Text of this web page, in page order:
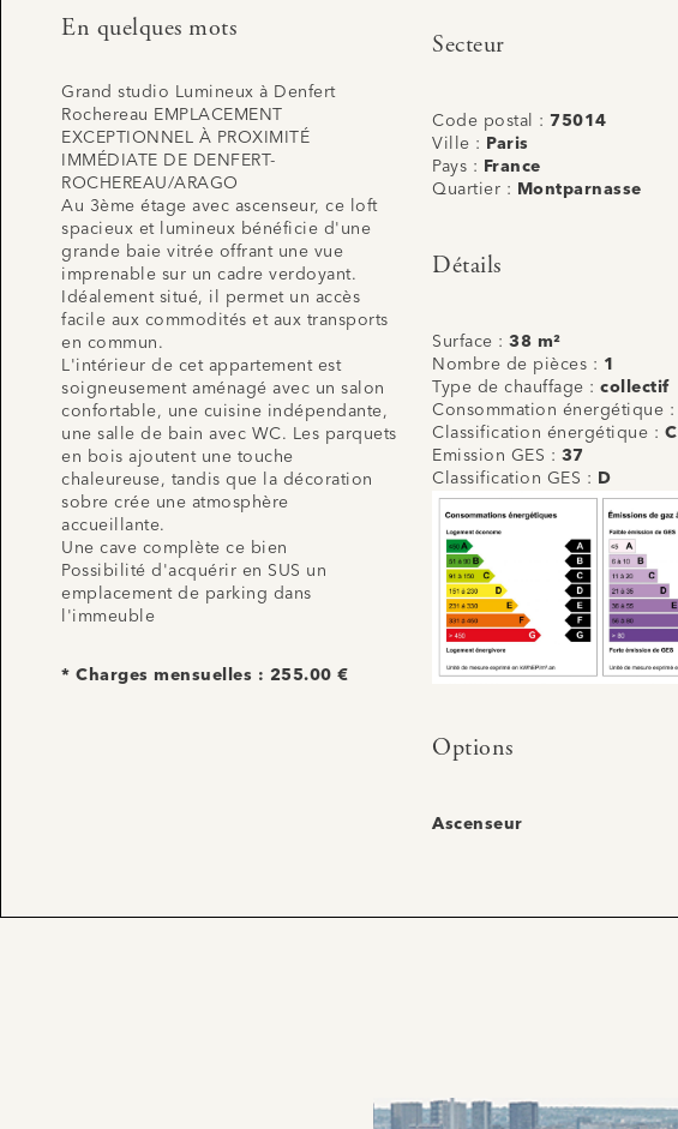
En quelques mots
Grand studio Lumineux à Denfert
Rochereau EMPLACEMENT
EXCEPTIONNEL À PROXIMITÉ
IMMÉDIATE DE DENFERT-
ROCHEREAU/ARAGO
Au 3ème étage avec ascenseur, ce loft
spacieux et lumineux bénéficie d'une
grande baie vitrée offrant une vue
imprenable sur un cadre verdoyant.
Idéalement situé, il permet un accès
facile aux commodités et aux transports
en commun.
L'intérieur de cet appartement est
soigneusement aménagé avec un salon
confortable, une cuisine indépendante,
une salle de bain avec WC. Les parquets
en bois ajoutent une touche
chaleureuse, tandis que la décoration
sobre crée une atmosphère
accueillante.
Une cave complète ce bien
Possibilité d'acquérir en SUS un
emplacement de parking dans
l'immeuble
* Charges mensuelles : 255.00 €
Secteur
Code postal : 75014
Ville :
Paris
Pays :
France
Quartier :
Montparnasse
Détails
Surface :38 m²
Nombre de pièces : 1
Type de chauffage :collectif
Consommation énergétique :
Classification énergétique : C
Emission GES : 37
Classification GES :
D
Options
Ascenseur